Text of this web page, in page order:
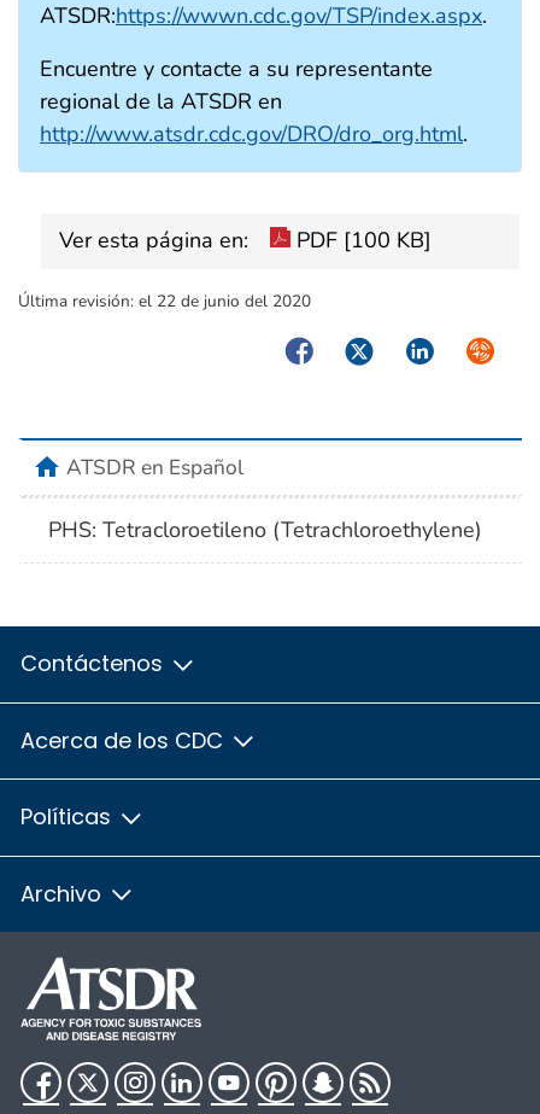
ATSDR:https://wwwn.cdc.gov/TSP/index.aspx.
Encuentre y contacte a su representante
regional de la ATSDR en
http://www.atsdr.cdc.gov/DRO/dro_org.html.
Ver esta página en: PDF [100 KB]
Última revisión: el 22 de junio del 2020
FacebookTwitterLinkedIn
homeATSDR en Español
PHS: Tetracloroetileno (Tetrachloroethylene)
Contáctenos
Acerca de los CDC
Políticas
Archivo